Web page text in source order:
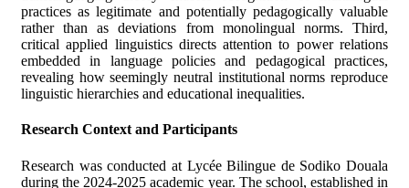
practices as legitimate and potentially pedagogically valuable
rather than as deviations from monolingual norms. Third,
critical applied linguistics directs attention to power relations
embedded in language policies and pedagogical practices,
revealing how seemingly neutral institutional norms reproduce
linguistic hierarchies and educational inequalities.
Research Context and Participants
Research was conducted at Lycée Bilingue de Sodiko Douala
during the 2024-2025 academic year. The school, established in